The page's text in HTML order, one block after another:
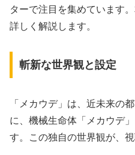
ターで注目を集めています
詳しく解説します。
斬新な世界観と設定
「メカウデ」は、近未来の
に、機械生命体「メカウデ
す。この独自の世界観が、